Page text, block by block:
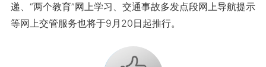
递、“两个教育”网上学习、交通事故多发点段网上导航提示
等网上交管服务也将于9月20日起推行。